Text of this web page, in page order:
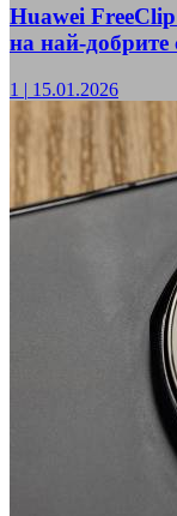
Huawei
на най-
1 | 15.01.2026